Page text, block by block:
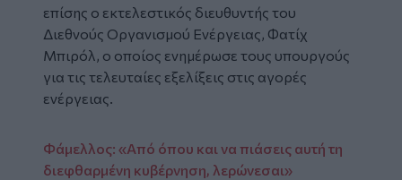
επίσης ο εκτελεστικός διευθυντής του
Διεθνούς Οργανισμού Ενέργειας, Φατίχ
Μπιρόλ, ο οποίος ενημέρωσε τους υπουργούς
για τις τελευταίες εξελίξεις στις αγορές
ενέργειας.
Φάμελλος: «Από όπου και να πιάσεις αυτή τη
διεφθαρμένη κυβέρνηση, λερώνεσαι»